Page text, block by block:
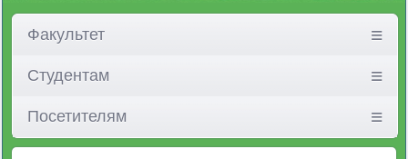
Факультет
Студентам
Посетителям